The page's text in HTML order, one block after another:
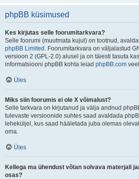
phpBB küsimused
Kes kirjutas selle foorumitarkvara?
Selle foorumi (muutmata kujul) on tootnud,
phpBB Limited . Foorumitarkvara on väljalastud
versioon 2 (GPL-2.0) alusel ja on täiesti tasuta
informatsiooni phpBB kohta leiad phpBB.com
Üles
Miks siin foorumis ei ole X võimalust?
Selle tarkvara on kirjutanud ja välja andnud
tulevaste versioonide suhtes saad avaldada
leheküljel, kus saad hääletada juba olemas
oma.
Üles
Kellega ma ühendust võtan solvava materjali
osas?